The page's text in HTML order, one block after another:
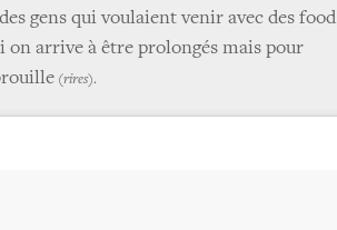
gens qui voulaient venir avec des food
on arrive à être prolongés mais pour
(rires).